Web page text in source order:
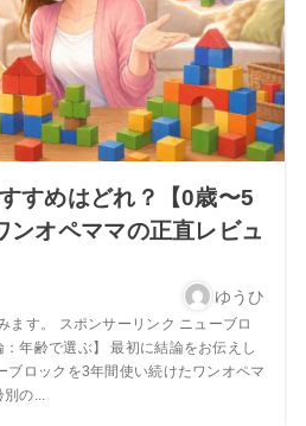
すめはどれ？【0歳〜5
ンオペママの正直レビュ
ゆうひ
ます。 スポンサーリンク ニューブロ
年齢で選ぶ】 最初に結論をお伝えし
ブロックを3年間使い続けたワンオペマ
の...